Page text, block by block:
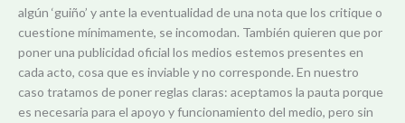
algún ‘guiño’ y ante la eventualidad de una nota que los critique o
cuestione mínimamente, se incomodan. También quieren que por
poner una publicidad oficial los medios estemos presentes en
cada acto, cosa que es inviable y no corresponde. En nuestro
caso tratamos de poner reglas claras: aceptamos la pauta porque
es necesaria para el apoyo y funcionamiento del medio, pero sin